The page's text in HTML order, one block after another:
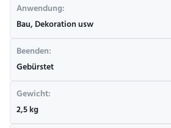
Anwendung:
Bau, Dekoration usw
Beenden:
Gebürstet
Gewicht:
2,5 kg